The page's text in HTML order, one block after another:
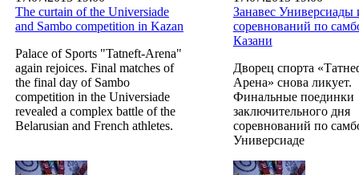
The curtain of the Universiade
and Sambo competition in Kazan
Palace of Sports "Tatneft-Arena"
again rejoices. Final matches of
the final day of Sambo
competition in the Universiade
revealed a complex battle of the
Belarusian and French athletes.
Занавес Универсиады
соревнований по
Казани
Дворец спорта
Арена» снова ликует.
Финальные поединки
заключительного дня
соревнований по
Универсиаде